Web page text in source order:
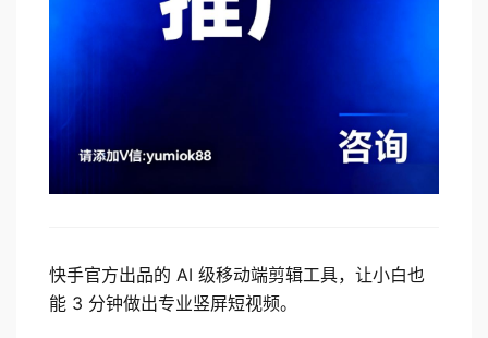
快手官方出品的 AI 级移动端剪辑工具，让小白也
能 3 分钟做出专业竖屏短视频。